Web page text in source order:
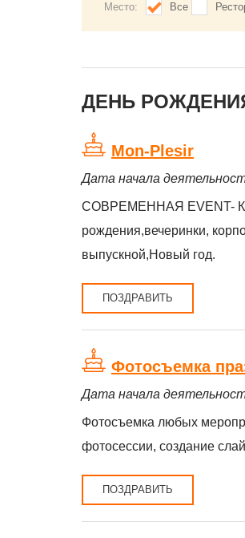
Место:
Все
ДЕНЬ
Mon-Plesir
Дата начала
СОВРЕМЕННАЯ EVENT-
рождения,вечеринки,
выпускной,Новый год.
ПОЗДРАВИТЬ
Фотосъемка
Дата начала
Фотосъемка любых
фотосессии, создание
ПОЗДРАВИТЬ